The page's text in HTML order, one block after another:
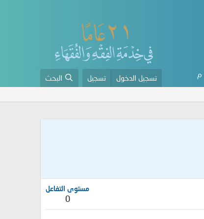
تسجيل الدخول تسجيل البحث
مستوى التفاعل
0